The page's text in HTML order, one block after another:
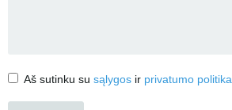
Aš sutinku su sąlygos ir privatumo politika